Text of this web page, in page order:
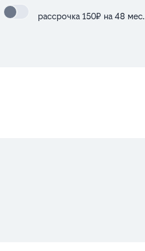
рассрочка 150₽ на 48 мес.